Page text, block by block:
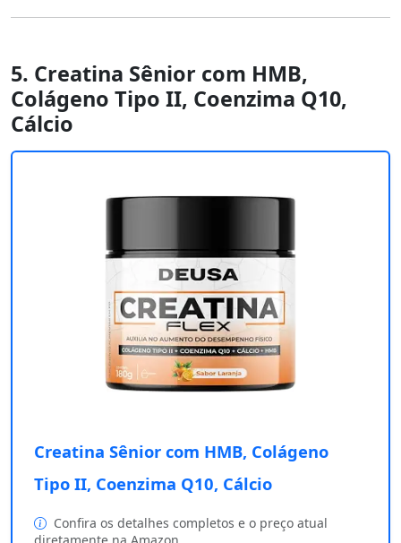
5. Creatina Sênior com HMB,
Colágeno Tipo II, Coenzima Q10,
Cálcio
Creatina Sênior com HMB, Colágeno
Tipo II, Coenzima Q10, Cálcio
Confira os detalhes completos e o preço atual